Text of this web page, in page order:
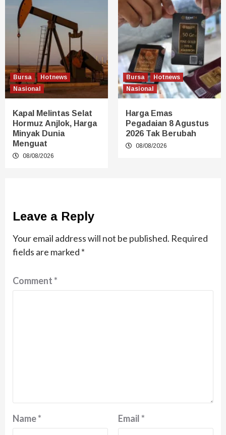
Bursa
Hotnews
Nasional
Kapal Melintas Selat
Hormuz Anjlok, Harga
Minyak Dunia
Menguat
08/08/2026
Bursa
Hotnews
Nasional
Harga Emas
Pegadaian 8 Agustus
2026 Tak Berubah
08/08/2026
Leave a Reply
Your email address will not be published. Required
fields are marked *
Comment*
Name* Email*